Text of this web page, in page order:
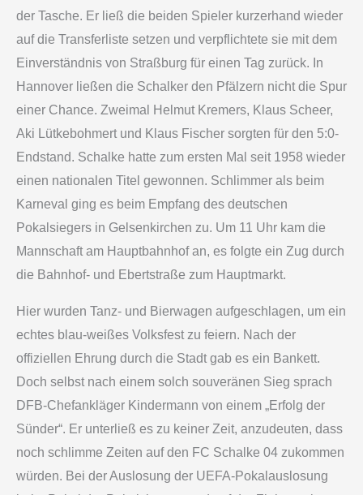
der Tasche. Er ließ die beiden Spieler kurzerhand wieder
auf die Transferliste setzen und verpflichtete sie mit dem
Einverständnis von Straßburg für einen Tag zurück. In
Hannover ließen die Schalker den Pfälzern nicht die Spur
einer Chance. Zweimal Helmut Kremers, Klaus Scheer,
Aki Lütkebohmert und Klaus Fischer sorgten für den 5:0-
Endstand. Schalke hatte zum ersten Mal seit 1958 wieder
einen nationalen Titel gewonnen. Schlimmer als beim
Karneval ging es beim Empfang des deutschen
Pokalsiegers in Gelsenkirchen zu. Um 11 Uhr kam die
Mannschaft am Hauptbahnhof an, es folgte ein Zug durch
die Bahnhof- und Ebertstraße zum Hauptmarkt.
Hier wurden Tanz- und Bierwagen aufgeschlagen, um ein
echtes blau-weißes Volksfest zu feiern. Nach der
offiziellen Ehrung durch die Stadt gab es ein Bankett.
Doch selbst nach einem solch souveränen Sieg sprach
DFB-Chefankläger Kindermann von einem „Erfolg der
Sünder“. Er unterließ es zu keiner Zeit, anzudeuten, dass
noch schlimme Zeiten auf den FC Schalke 04 zukommen
würden. Bei der Auslosung der UEFA-Pokalauslosung